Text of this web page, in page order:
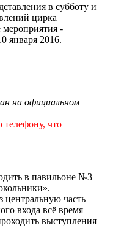
в субботу и
цирка
-
января 2016.
на официальном
телефону, что
в павильоне №3
центральную часть
входа всё время
выступления